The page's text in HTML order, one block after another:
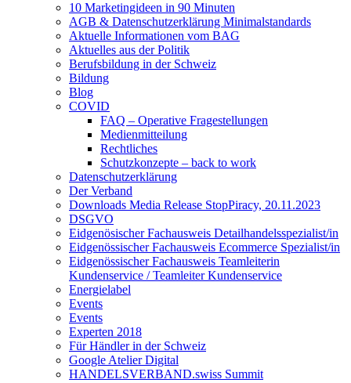
10 Marketingideen in 90 Minuten
AGB & Datenschutzerklärung Minimalstandards
Aktuelle Informationen vom BAG
Aktuelles aus der Politik
Berufsbildung in der Schweiz
Bildung
Blog
COVID
FAQ – Operative Fragestellungen
Medienmitteilung
Rechtliches
Schutzkonzepte – back to work
Datenschutzerklärung
Der Verband
Downloads Media Release StopPiracy, 20.11.2023
DSGVO
Eidgenösischer Fachausweis Detailhandelsspezialist/in
Eidgenössischer Fachausweis Ecommerce Spezialist/in
Eidgenössischer Fachausweis Teamleiterin
Kundenservice / Teamleiter Kundenservice
Energielabel
Events
Events
Experten 2018
Für Händler in der Schweiz
Google Atelier Digital
HANDELSVERBAND.swiss Summit